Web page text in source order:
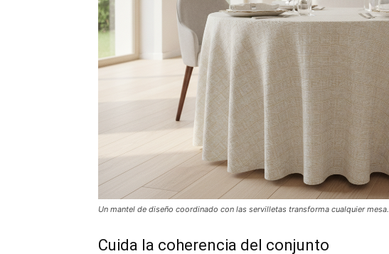
Un mantel de diseño coordinado con las servilletas transforma cualquier mesa.
Cuida la coherencia del conjunto